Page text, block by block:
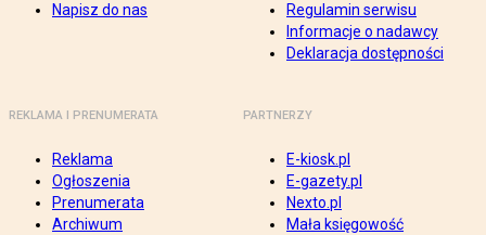
Napisz do nas
Regulamin serwisu
Informacje o nadawcy
Deklaracja dostępności
REKLAMA I PRENUMERATA
Reklama
Ogłoszenia
Prenumerata
Archiwum
PARTNERZY
E-kiosk.pl
E-gazety.pl
Nexto.pl
Mała księgowość